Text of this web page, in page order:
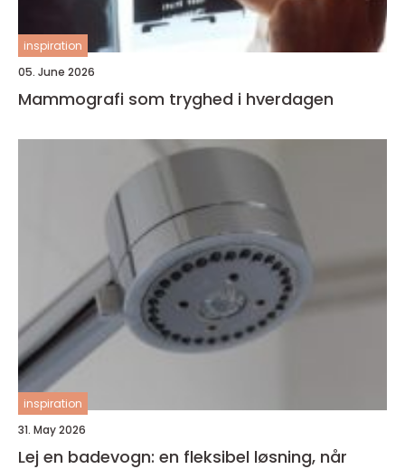
inspiration
05. June 2026
Mammografi som tryghed i hverdagen
inspiration
31. May 2026
Lej en badevogn: en fleksibel løsning, når